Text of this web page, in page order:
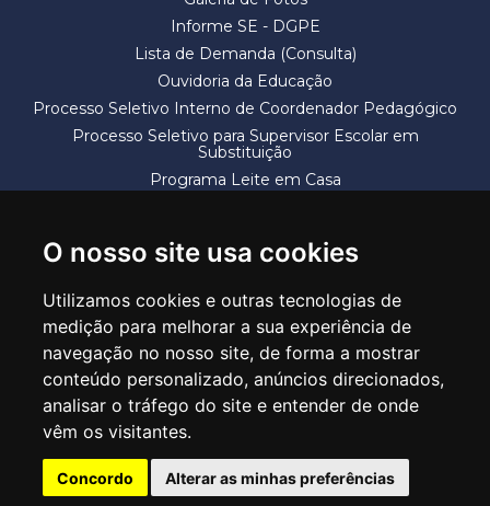
O nosso site usa cookies
Utilizamos cookies e outras tecnologias de
medição para melhorar a sua experiência de
navegação no nosso site, de forma a mostrar
conteúdo personalizado, anúncios direcionados,
analisar o tráfego do site e entender de onde
vêm os visitantes.
Concordo Alterar as minhas preferências
Informe SE - DGPE
Lista de Demanda (Consulta)
Ouvidoria da Educação
Processo Seletivo Interno de Coordenador Pedagógico
Processo Seletivo para Supervisor Escolar em
Substituição
Programa Leite em Casa
SECRETARIA DE EDUCAÇÃO
Rua Claudino Barbosa, 313 - Macedo - Guarulhos/SP CEP 07113-040
Central de Atendimento: *55 11 2475-7300